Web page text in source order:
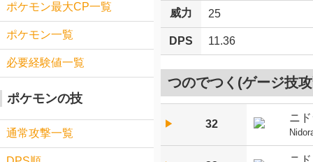
威力 25
DPS 11.36
つのでつく(ゲージ技
▶︎ 32
ニ
ニ
ポケモン最大CP一覧
ポケモン一覧
必要経験値一覧
ポケモンの技
通常攻撃一覧